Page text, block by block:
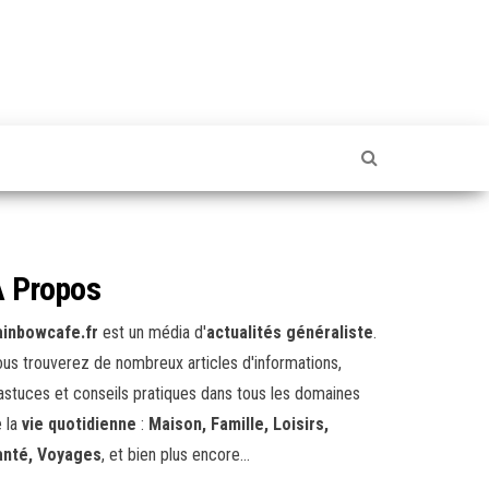
Propos
est un média d'actualités généraliste.
trouverez de nombreux articles d'informations,
et conseils pratiques dans tous les domaines
la vie quotidienne : Maison, Famille, Loisirs,
Voyages, et bien plus encore...